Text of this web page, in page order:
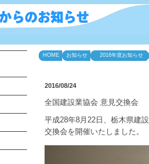
HOME お知らせ 2016年度お知らせ
2016/08/24
全国建設業協会 意見交換会
平成28年8月22日、栃木県建
交換会を開催いたしました。